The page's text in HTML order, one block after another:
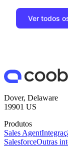
Ver todos
Dover, Delaware
19901 US
Produtos
Sales Agent
SalesforceOutras